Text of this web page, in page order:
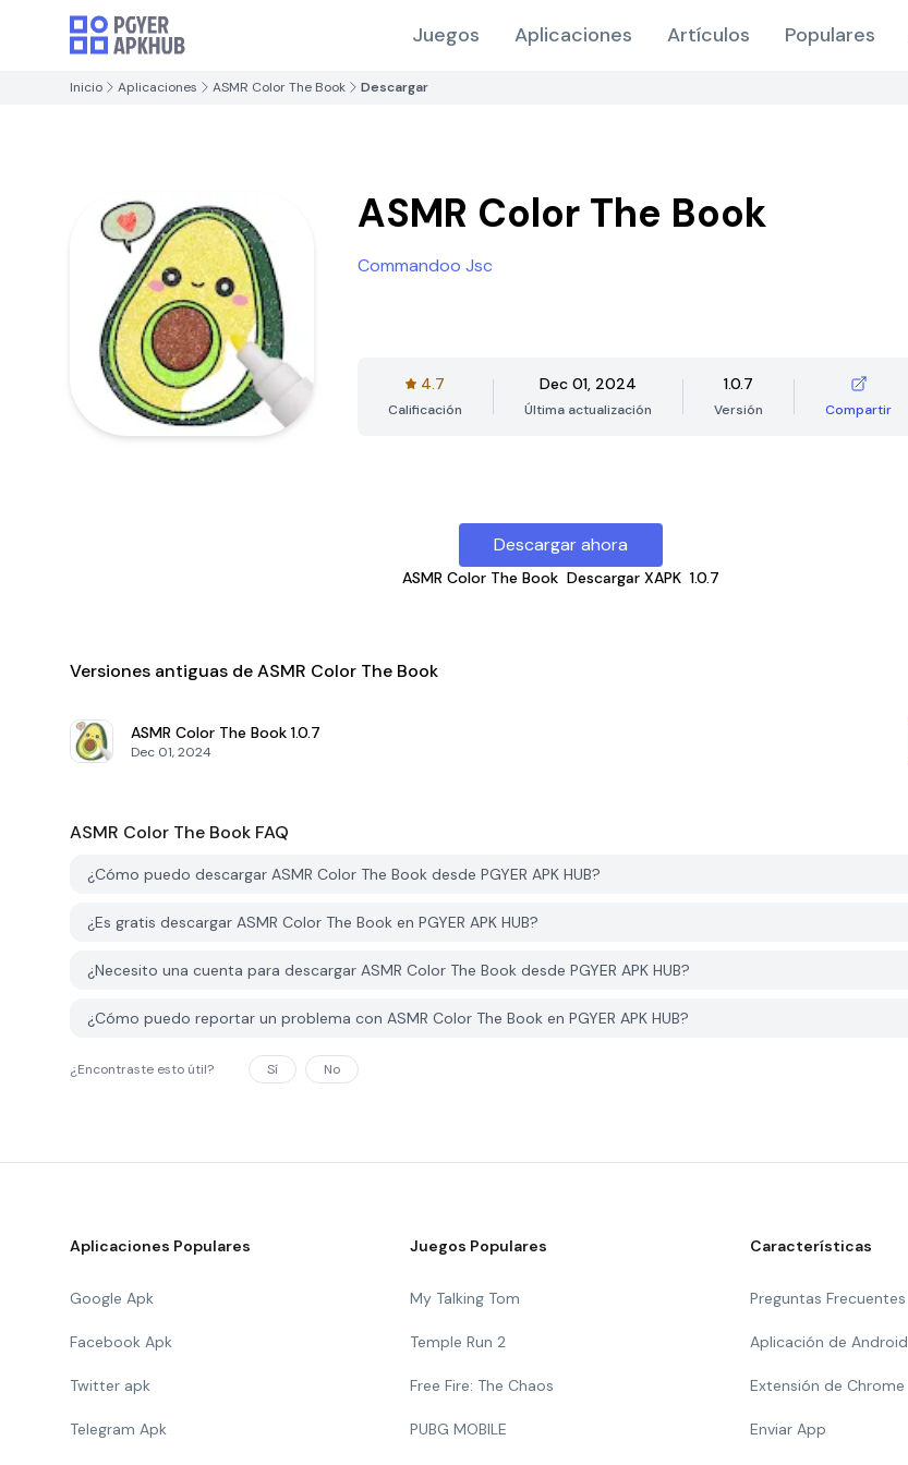
Juegos Aplicaciones Artículos Populares
Inicio Aplicaciones ASMR Color The Book Descargar
ASMR Color The Book
Commandoo Jsc
4.7
Calificación
Dec 01, 2024
Última actualización
1.0.7
Versión Compartir
Descargar ahora
ASMR Color The Book Descargar XAPK 1.0.7
Versiones antiguas de ASMR Color The Book
ASMR Color The Book 1.0.7
Dec 01, 2024
ASMR Color The Book FAQ
¿Cómo puedo descargar ASMR Color The Book desde PGYER APK HUB?
¿Es gratis descargar ASMR Color The Book en PGYER APK HUB?
¿Necesito una cuenta para descargar ASMR Color The Book desde PGYER APK HUB?
¿Cómo puedo reportar un problema con ASMR Color The Book en PGYER APK HUB?
¿Encontraste esto útil? Sí No
Aplicaciones Populares
Google Apk
Facebook Apk
Twitter apk
Telegram Apk
Juegos Populares
My Talking Tom
Temple Run 2
Free Fire: The Chaos
PUBG MOBILE
Características
Preguntas Frecuentes
Aplicación de Android
Extensión de Chrome
Enviar App